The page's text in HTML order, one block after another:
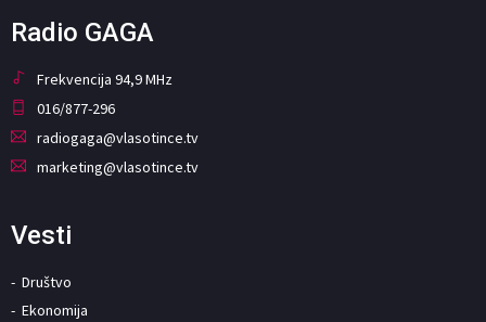
Radio GAGA
Frekvencija 94,9 MHz
016/877-296
radiogaga@vlasotince.tv
marketing@vlasotince.tv
Vesti
Društvo
Ekonomija